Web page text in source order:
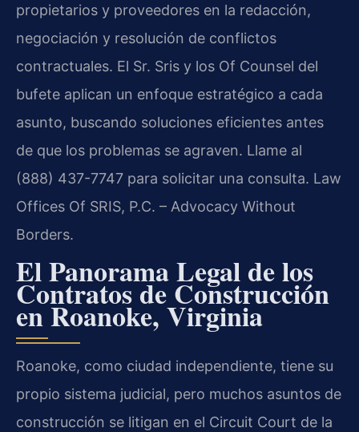
propietarios y proveedores en la redacción,
negociación y resolución de conflictos
contractuales. El Sr. Sris y los Of Counsel del
bufete aplican un enfoque estratégico a cada
asunto, buscando soluciones eficientes antes
de que los problemas se agraven. Llame al
(888) 437-7747 para solicitar una consulta. Law
Offices Of SRIS, P.C. – Advocacy Without
Borders.
El Panorama Legal de los
Contratos de Construcción
en Roanoke, Virginia
Roanoke, como ciudad independiente, tiene su
propio sistema judicial, pero muchos asuntos de
construcción se litigan en el Circuit Court de la